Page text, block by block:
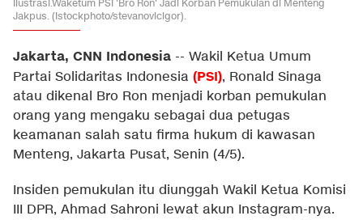
Ilustrasi.Waketum PSI 'Bro Ron' Jadi Korban Pemukulan di Menteng
Jakpus. (Istockphoto/stevanovicigor).
Jakarta, CNN Indonesia -- Wakil Ketua Umum
Partai Solidaritas Indonesia (PSI), Ronald Sinaga
atau dikenal Bro Ron menjadi korban pemukulan
orang yang mengaku sebagai dua petugas
keamanan salah satu firma hukum di kawasan
Menteng, Jakarta Pusat, Senin (4/5).
Insiden pemukulan itu diunggah Wakil Ketua Komisi
III DPR, Ahmad Sahroni lewat akun Instagram-nya.